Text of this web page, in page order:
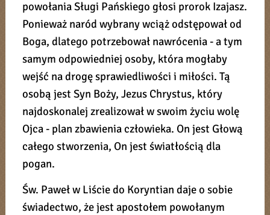
powołania Sługi Pańskiego głosi prorok Izajasz.
Ponieważ naród wybrany wciąż odstępował od
Boga, dlatego potrzebował nawrócenia - a tym
samym odpowiedniej osoby, która mogłaby
wejść na drogę sprawiedliwości i miłości. Tą
osobą jest Syn Boży, Jezus Chrystus, który
najdoskonalej zrealizował w swoim życiu wolę
Ojca - plan zbawienia człowieka. On jest Głową
całego stworzenia, On jest światłością dla
pogan.
Św. Paweł w Liście do Koryntian daje o sobie
świadectwo, że jest apostołem powołanym